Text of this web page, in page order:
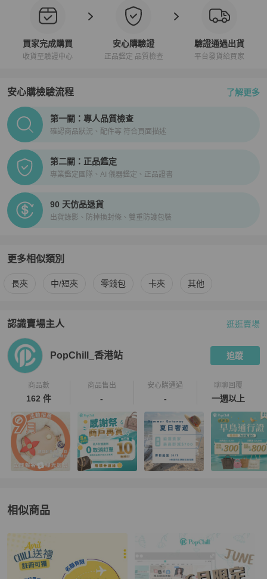
買家完成購買
收貨至驗證中心
安心購驗證
正品鑑定 品質檢查
驗證通過出貨
平台發貨給買家
安心購檢驗流程 了解更多
PopChill拍拍圈正品驗證、安心購檢驗流程介紹
第一關：專人品質檢查
確認商品狀況、配件等 符合頁面描述
第二關：正品鑑定
專業鑑定團隊、AI 儀器鑑定、正品證書
90 天仿品退貨
出貨錄影、防掉換封條、雙重防護包裝
更多相似類別
更多3.1 Phillip Lim 女士錢包 / 小皮件相似商品推薦
長夾 中/短夾 零錢包 卡夾 其他
認識賣場主人
PopChill 拍拍圈嚴選賣家
逛逛賣場
PopChill_香港站 追蹤
商品數
162 件
商品售出
-
安心購通過
-
聊聊回覆
一週以上
相似商品
更多相似 3.1 Phillip Lim